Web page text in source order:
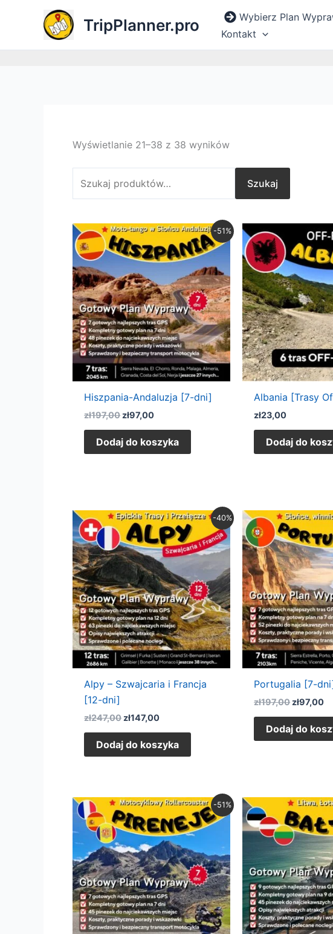
TripPlanner.pro Wybierz Plan
Kontakt
Wyświetlanie 21–38 z 38 wyników
według
popularności
Szukaj
-51%
Hiszpania-Andaluzja [7-dni]
zł197,00
Pierwotna
cena
wynosiła:
zł197,00.
zł97,00
Aktualna
wynosi:
zł97,00.
Dodaj do koszyka
Albania [Trasy
zł23,00
Dodaj do
-40%
Alpy – Szwajcaria i Francja
[12-dni]
zł247,00
Pierwotna
cena
wynosiła:
zł247,00.
zł147,00
Aktualna
cena
wynosi:
zł147,00.
Dodaj do koszyka
Portugalia [7-
zł197,00
cena
wynosiła:
zł197,00.
zł97,00
Dodaj do
-51%
Pierwotna
cena
wynosiła:
zł197,00.
Aktualna
cena
wynosi:
zł97,00.
cena
wynosiła:
zł197,00.